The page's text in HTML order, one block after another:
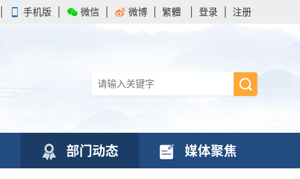
手机版 微信 微博 繁體 登录 注册
部门动态 媒体聚焦